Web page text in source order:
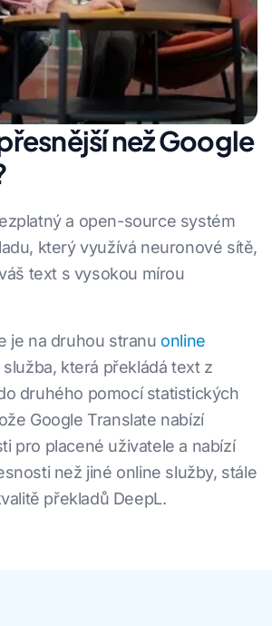
než Google
a open-source systém
který využívá neuronové sítě,
text s vysokou mírou
je na druhou stranu online
služba, která překládá text z
druhého pomocí statistických
Google Translate nabízí
pro placené uživatele a nabízí
než jiné online služby, stále
překladů DeepL.